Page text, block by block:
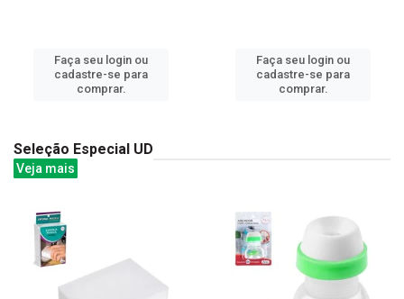
Faça seu login ou
cadastre-se para
comprar.
Faça seu login ou
cadastre-se para
comprar.
Seleção Especial UD
Veja mais